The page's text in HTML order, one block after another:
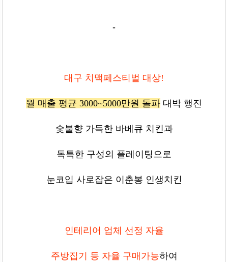
-
대구 치맥페스티벌 대상!
월 매출 평균 3000~5000만원 돌파 대박 행진
숯불향 가득한 바베큐 치킨과
독특한 구성의 플레이팅으로
눈코입 사로잡은 이춘봉 인생치킨
인테리어 업체 선정 자율
주방집기 등 자율 구매가능하여